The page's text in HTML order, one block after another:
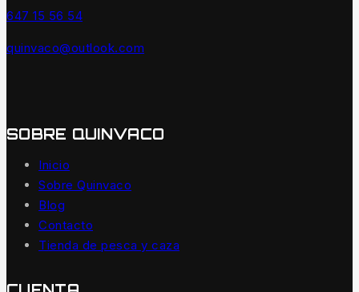
647 15 56 54
quinvaco@outlook.com
SOBRE QUINVACO
Inicio
Sobre Quinvaco
Blog
Contacto
Tienda de pesca y caza